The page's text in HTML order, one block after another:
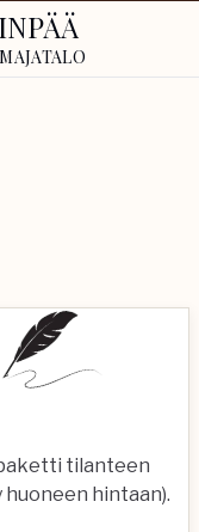
tilanteen
hintaan).